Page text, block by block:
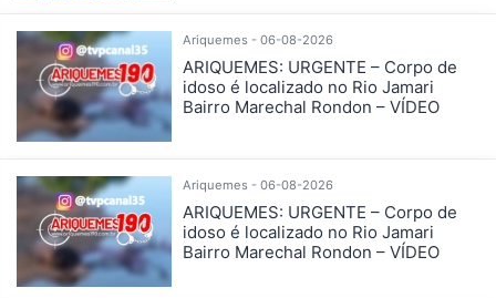
Ariquemes - 06-08-2026
ARIQUEMES: URGENTE – Corpo de
idoso é localizado no Rio Jamari
Bairro Marechal Rondon – VÍDEO
Ariquemes - 06-08-2026
ARIQUEMES: URGENTE – Corpo de
idoso é localizado no Rio Jamari
Bairro Marechal Rondon – VÍDEO